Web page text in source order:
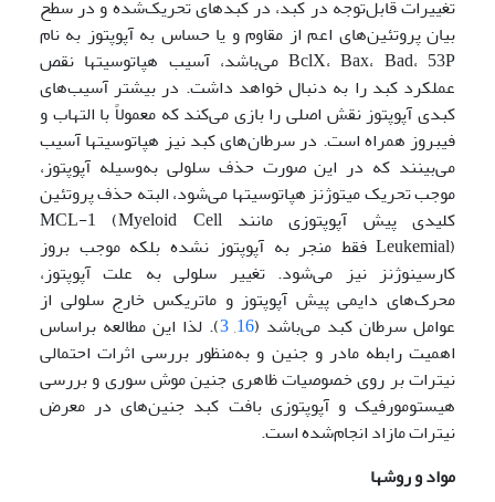
تغییرات قابل‌توجه در کبد، در کبدهای تحریک‌شده و در سطح
بیان پروتئین‌های اعم از مقاوم و یا حساس به آپوپتوز به نام
BclX، Bax، Bad، 53P می‌باشد، آسیب هپاتوسیت­ها نقص
عملکرد کبد را به دنبال خواهد داشت. در بیشتر آسیب‌های
کبدی آپوپتوز نقش اصلی را بازی می‌کند که معمولاً با التهاب و
فیبروز همراه است. در سرطان‌های کبد نیز هپاتوسیت­ها آسیب
می‌بینند که در این صورت حذف سلولی به‌وسیله آپوپتوز،
موجب تحریک میتوژنز هپاتوسیت­ها می‌شود، البته حذف پروتئین
کلیدی پیش آپوپتوزی مانند MCL-1 (Myeloid Cell
Leukemial) فقط منجر به آپوپتوز نشده بلکه موجب بروز
کارسینوژنز نیز می‌شود. تغییر سلولی به علت آپوپتوز،
محرک‌های دایمی پیش آپوپتوز و ماتریکس خارج سلولی از
عوامل سرطان کبد می‌باشد (16
,
3). لذا این مطالعه براساس
اهمیت رابطه مادر و جنین و به‌منظور بررسی اثرات احتمالی
نیترات بر روی خصوصیات ظاهری جنین موش سوری و بررسی
هیستومورفیک و آپوپتوزی بافت کبد جنین‌های در معرض
نیترات مازاد انجام‌شده است.
مواد و روشها